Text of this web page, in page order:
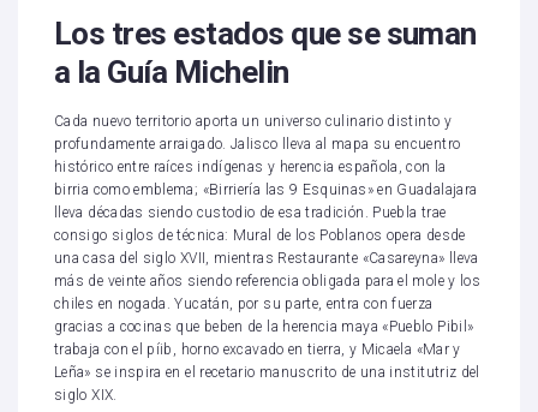
Los tres estados que se suman
a la Guía Michelin
Cada nuevo territorio aporta un universo culinario distinto y
profundamente arraigado. Jalisco lleva al mapa su encuentro
histórico entre raíces indígenas y herencia española, con la
birria como emblema; «Birriería las 9 Esquinas» en Guadalajara
lleva décadas siendo custodio de esa tradición. Puebla trae
consigo siglos de técnica: Mural de los Poblanos opera desde
una casa del siglo XVII, mientras Restaurante «Casareyna» lleva
más de veinte años siendo referencia obligada para el mole y los
chiles en nogada. Yucatán, por su parte, entra con fuerza
gracias a cocinas que beben de la herencia maya «Pueblo Pibil»
trabaja con el píib, horno excavado en tierra, y Micaela «Mar y
Leña» se inspira en el recetario manuscrito de una institutriz del
siglo XIX.